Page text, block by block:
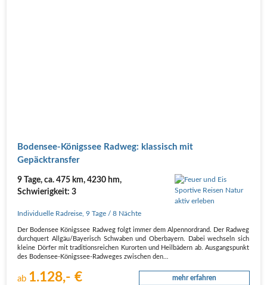
Boden­see-Königs­see Rad­weg: klas­sisch mit
Gepäcktransfer
9 Tage, ca. 475 km, 4230 hm,
Schwierigkeit: 3
Individuelle Radreise ,9 Tage / 8 Nächte
Der Boden­see Königs­see Rad­weg folgt immer dem Alpen­nord­rand. Der Rad­weg
durch­quert Allgäu/Bayerisch Schwa­ben und Ober­bay­ern. Dabei wech­seln sich
klei­ne Dör­fer mit tra­di­ti­ons­rei­chen Kur­or­ten und Heil­bä­dern ab. Aus­gangs­punkt
des Boden­see-Königs­see-Rad­we­ges zwi­schen den…
ab 1.128,- € mehr erfahren